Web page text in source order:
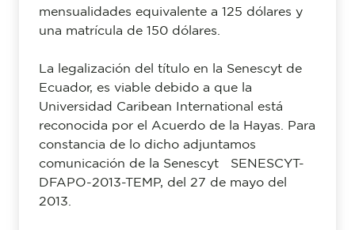
mensualidades equivalente a 125 dólares y
una matrícula de 150 dólares.
La legalización del título en la Senescyt de
Ecuador, es viable debido a que la
Universidad Caribean International está
reconocida por el Acuerdo de la Hayas. Para
constancia de lo dicho adjuntamos
comunicación de la Senescyt SENESCYT-
DFAPO-2013-TEMP, del 27 de mayo del
2013.